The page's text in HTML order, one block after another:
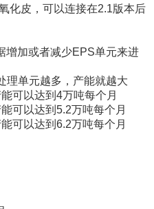
皮，可以连接在2.1版本后
加或者减少EPS单元来进
单元越多，产能就越大
以达到4万吨每个月
以达到5.2万吨每个月
以达到6.2万吨每个月